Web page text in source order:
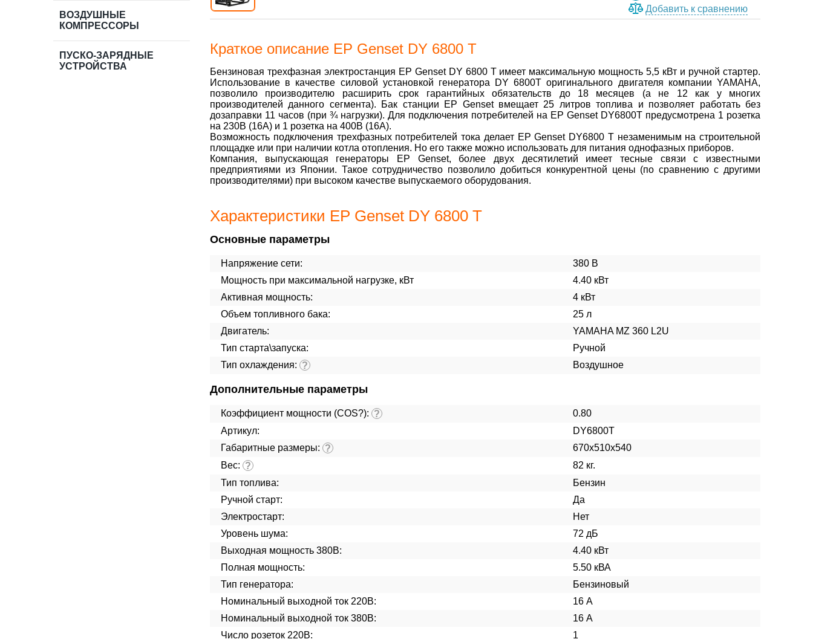
Добавить к сравнению
Краткое описание EP Genset DY 6800 Т
Бензиновая трехфазная электростанция EP Genset DY 6800 T имеет максимальную мощность 5,5 кВт и ручной стартер.
Использование в качестве силовой установкой генератора DY 6800T оригинального двигателя компании YAMAHA,
позволило производителю расширить срок гарантийных обязательств до 18 месяцев (а не 12 как у многих
производителей данного сегмента). Бак станции EP Genset вмещает 25 литров топлива и позволяет работать без
дозаправки 11 часов (при ¾ нагрузки). Для подключения потребителей на EP Genset DY6800T предусмотрена 1 розетка
на 230В (16А) и 1 розетка на 400В (16А).
Возможность подключения трехфазных потребителей тока делает EP Genset DY6800 T незаменимым на строительной
площадке или при наличии котла отопления. Но его также можно использовать для питания однофазных приборов.
Компания, выпускающая генераторы EP Genset, более двух десятилетий имеет тесные связи с известными
предприятиями из Японии. Такое сотрудничество позволило добиться конкурентной цены (по сравнению с другими
производителями) при высоком качестве выпускаемого оборудования.
Характеристики EP Genset DY 6800 Т
Основные параметры
Напряжение сети:
380 В
Мощность при максимальной нагрузке, кВт
4.40 кВт
Активная мощность:
4 кВт
Объем топливного бака:
25 л
Двигатель:
YAMAHA MZ 360 L2U
Тип старта\запуска:
Ручной
Тип охлаждения: ? Воздушное
Дополнительные параметры
Коэффициент мощности (COS?): ?
0.80
Артикул:
DY6800T
Габаритные размеры: ?
670x510x540
Вес: ?
82 кг.
Тип топлива:
Бензин
Ручной старт:
Да
Электростарт:
Нет
Уровень шума:
72 дБ
Выходная мощность 380В:
4.40 кВт
Полная мощность:
5.50 кВА
Тип генератора:
Бензиновый
Номинальный выходной ток 220В:
16 А
Номинальный выходной ток 380В:
16 А
Число розеток 220В:
1
ВОЗДУШНЫЕ
КОМПРЕССОРЫ
ПУСКО-ЗАРЯДНЫЕ
УСТРОЙСТВА